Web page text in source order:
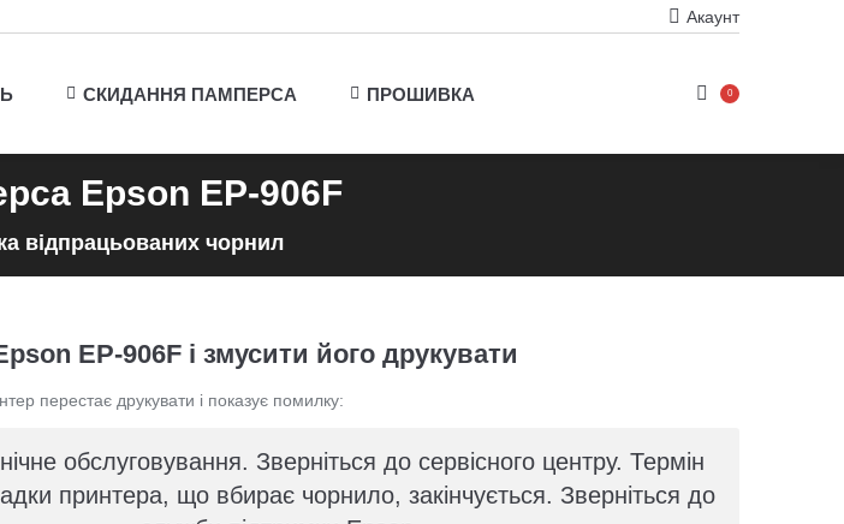
Акаунт
СКИДАННЯ ПАМПЕРСА ПРОШИВКА 0
Epson EP-906F
відпрацьованих чорнил
EP-906F і змусити його друкувати
перестає друкувати і показує помилку:
обслуговування. Зверніться до сервісного центру. Термін
принтера, що вбирає чорнило, закінчується. Зверніться до